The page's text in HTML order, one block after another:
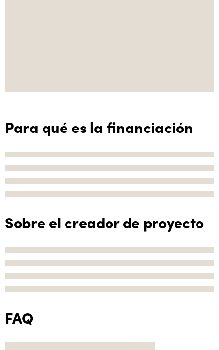
Para qué es la financiación
Sobre el creador de proyecto
FAQ